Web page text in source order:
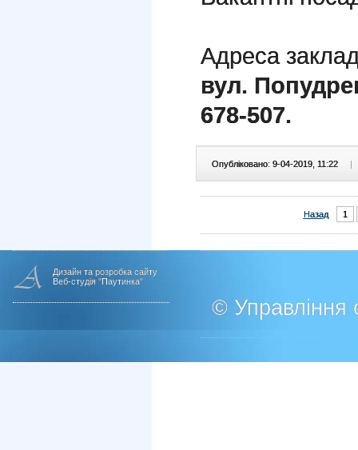
Адреса
вул.
678-507.
Опубліковано: 9-04-2019, 11:22 |
Назад 1
Дизайн та розробка сайту
Веб-студія "Паутинка"
© Управління